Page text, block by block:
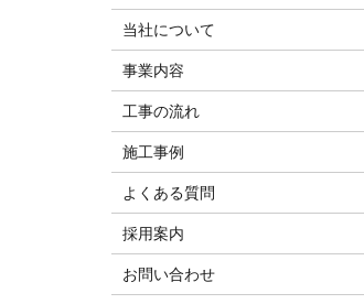
当社について
事業内容
工事の流れ
施工事例
よくある質問
採用案内
お問い合わせ